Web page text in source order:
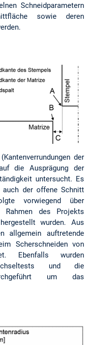
Schneidparametern
sowie deren
der
die Ausprägung der
untersucht. Es
der offene Schnitt
vorwiegend über
des Projekts
wurden. Aus
allgemein auftretende
Scherschneiden von
Ebenfalls wurden
und die
um das